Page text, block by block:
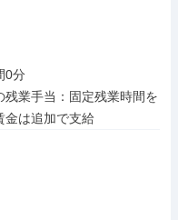
0分
業手当：固定残業時間を
金は追加で支給